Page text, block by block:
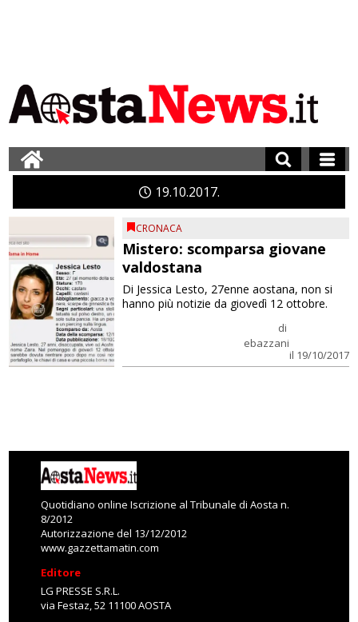
19 10 2017
CRONACA
Mistero: scomparsa giovane
valdostana
di
ebazzani
il 19/10/2017
Di Jessica Lesto, 27enne aostana, non si
hanno più notizie da giovedì 12 ottobre.
Quotidiano online Iscrizione al Tribunale di Aosta n.
8/2012
Autorizzazione del 13/12/2012
www.gazzettamatin.com
Editore
LG PRESSE S.R.L.
via Festaz, 52 11100 AOSTA